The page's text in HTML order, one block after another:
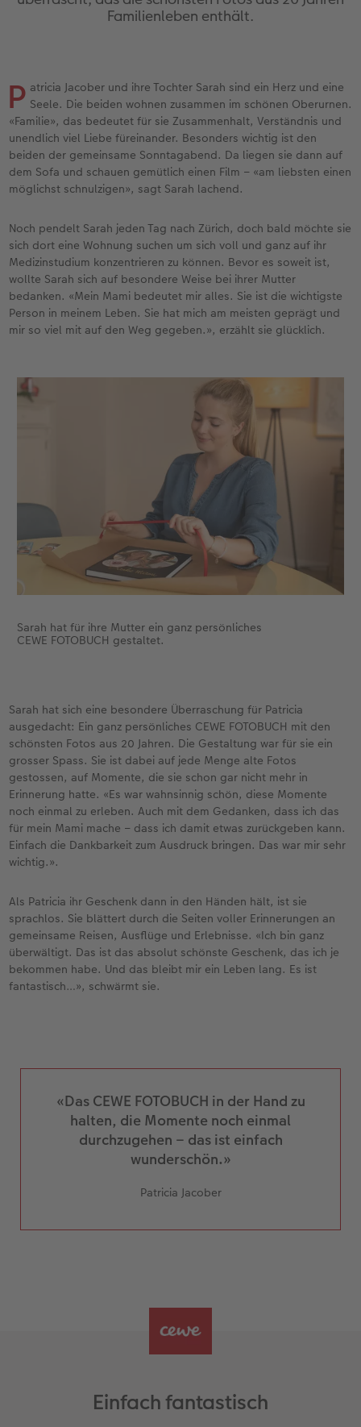
Personalisierter Schuber
CEWE FOTOBUCH Kids
Einband mit Leder und Leinen
Erste Schritte
Bestellwege
Webinare
Kundenbeispiele
Kundengeschichten
Nature Prints
Fotosets
Fotosticker
Sofortfotos
Passfotos
Zubehör
Photo Streetmap Poster
hexxas
Acrylglas
Alu Dibond
Foto auf Holz
Gallery Print
Hartschaum
Mehrteiler
Weitere Anlässe
Fotokarten
Postkarten
Einzelkarten im Direktversand
Spiele
Haustiere
Faber-Castell
Art Prints
Foto-Geschenkbox
Geschenkidee
CEWE Geschenkgutschein
Foto-Leckerlidose
Silikonhüllen
Lederhüllen
Holzhülle
Handykette
Mit Design
Wandkalender mit Design
Wandkalender A4 Panorama
Wandkalender A3
Tischkalender Quadratisch
Zubehör
Sofortgrusskarten
Sofortcollagen
Mehrteilige Sofortfotos
Biometrische Passfotos
Filiale finden
Zum Geburtstag
Geschenke zum Abschied
Fotogeschenke zum Osterfest
für Brautpaare
für den JGA
Hochzeit
Fotowettbewerbe
Kundengeschichten
App
Familienleben enthält.
P atricia Jacober und ihre Tochter Sarah sind ein Herz und eine
Seele. Die beiden wohnen zusammen im schönen Oberurnen.
«Familie», das bedeutet für sie Zusammenhalt, Verständnis und
unendlich viel Liebe füreinander. Besonders wichtig ist den
beiden der gemeinsame Sonntagabend. Da liegen sie dann auf
dem Sofa und schauen gemütlich einen Film – «am liebsten einen
möglichst schnulzigen», sagt Sarah lachend.
Noch pendelt Sarah jeden Tag nach Zürich, doch bald möchte sie
sich dort eine Wohnung suchen um sich voll und ganz auf ihr
Medizinstudium konzentrieren zu können. Bevor es soweit ist,
wollte Sarah sich auf besondere Weise bei ihrer Mutter
bedanken. «Mein Mami bedeutet mir alles. Sie ist die wichtigste
Person in meinem Leben. Sie hat mich am meisten geprägt und
mir so viel mit auf den Weg gegeben.», erzählt sie glücklich.
Sarah hat für ihre Mutter ein ganz persönliches
CEWE FOTOBUCH gestaltet.
Sarah hat sich eine besondere Überraschung für Patricia
ausgedacht: Ein ganz persönliches CEWE FOTOBUCH mit den
schönsten Fotos aus 20 Jahren. Die Gestaltung war für sie ein
grosser Spass. Sie ist dabei auf jede Menge alte Fotos
gestossen, auf Momente, die sie schon gar nicht mehr in
Erinnerung hatte. «Es war wahnsinnig schön, diese Momente
noch einmal zu erleben. Auch mit dem Gedanken, dass ich das
für mein Mami mache – dass ich damit etwas zurückgeben kann.
Einfach die Dankbarkeit zum Ausdruck bringen. Das war mir sehr
wichtig.».
Als Patricia ihr Geschenk dann in den Händen hält, ist sie
sprachlos. Sie blättert durch die Seiten voller Erinnerungen an
gemeinsame Reisen, Ausflüge und Erlebnisse. «Ich bin ganz
überwältigt. Das ist das absolut schönste Geschenk, das ich je
bekommen habe. Und das bleibt mir ein Leben lang. Es ist
fantastisch…», schwärmt sie.
«Das CEWE FOTOBUCH in der Hand zu
halten, die Momente noch einmal
durchzugehen – das ist einfach
wunderschön.»
Patricia Jacober
Einfach fantastisch